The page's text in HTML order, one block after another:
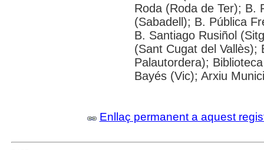
Roda (Roda de Ter); B.
(Sabadell); B. Pública
B. Santiago Rusiñol
(Sant Cugat del Vallès);
Palautordera);
Bayés (Vic); Arxiu
Enllaç permanent a aquest